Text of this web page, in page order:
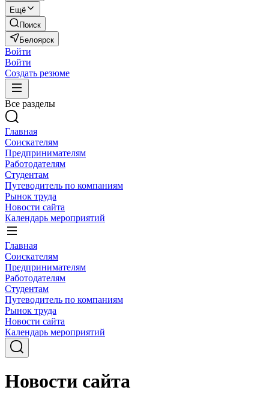
Ещё
Поиск
Белоярск
Войти
Войти
Создать резюме
Все разделы
Главная
Соискателям
Предпринимателям
Работодателям
Студентам
Путеводитель по компаниям
Рынок труда
Новости сайта
Календарь мероприятий
Главная
Соискателям
Предпринимателям
Работодателям
Студентам
Путеводитель по компаниям
Рынок труда
Новости сайта
Календарь мероприятий
Новости сайта